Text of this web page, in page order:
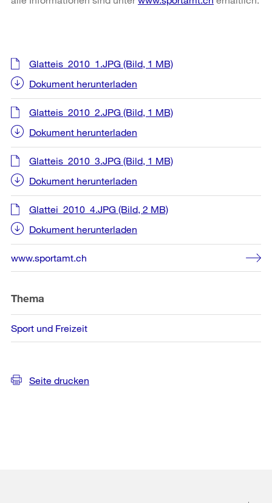
Weitere
Informationen
Glatteis_2010_1.JPG (Bild, 1 MB)
Dokument herunterladen
Glatteis_2010_2.JPG (Bild, 1 MB)
Dokument herunterladen
Glatteis_2010_3.JPG (Bild, 1 MB)
Dokument herunterladen
Glattei_2010_4.JPG (Bild, 2 MB)
Dokument herunterladen
www.sportamt.ch
Thema
Sport und Freizeit
Seite drucken